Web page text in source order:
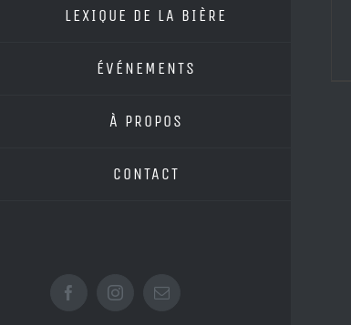
LEXIQUE DE LA BIÈRE
ÉVÉNEMENTS
À PROPOS
CONTACT
FacebookInstagramEmail